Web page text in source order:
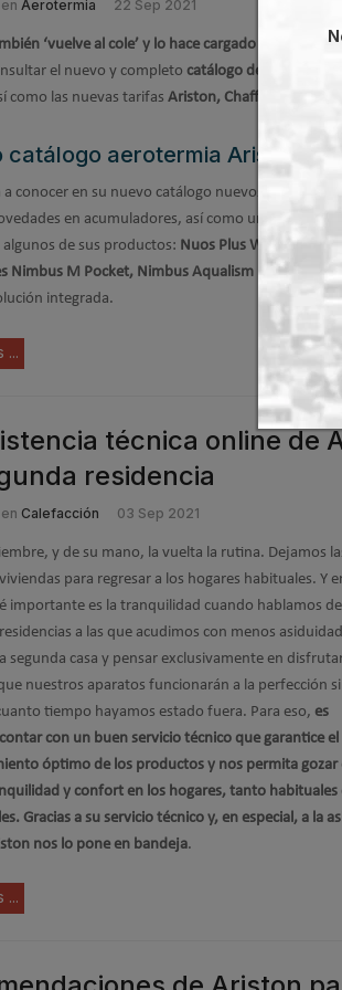
Aerotermia 22 Sep 2021
‘vuelve al cole’ y lo hace cargado de
el nuevo y completo catálogo de aerotermia
como las nuevas tarifas Ariston, Chaffoteaux y
catálogo aerotermia Ariston
conocer en su nuevo catálogo nuevos ajustes
en acumuladores, así como una
algunos de sus productos: Nuos Plus Wifi, Caja de
Nimbus M Pocket, Nimbus Aqualism Duck o en el
integrada.
...
técnica online de
residencia
Calefacción 03 Sep 2021
y de su mano, la vuelta la rutina. Dejamos
para regresar a los hogares habituales. Y
importante es la tranquilidad cuando hablamos de
a las que acudimos con menos
segunda casa y pensar exclusivamente en
nuestros aparatos funcionarán a la perfección
tiempo hayamos estado fuera. Para eso, es
con un buen servicio técnico que garantice el
óptimo de los productos y nos permita gozar
y confort en los hogares, tanto habituales
Gracias a su servicio técnico y, en especial, a la
nos lo pone en bandeja.
...